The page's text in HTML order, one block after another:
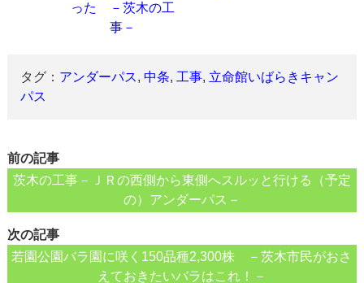
った －茨木の工
事－
タグ： アンダーパス,中条, 工事, 立命館いばらきキャン
パス
前の記事
茨木の工事－ＪＲの西側から東側へスルッと行ける（予定
の）アンダーパス－
次の記事
若園公園バラ園に咲く150品種2,300株 －茨木市民がおさ
えておきたいバラはこれ！－